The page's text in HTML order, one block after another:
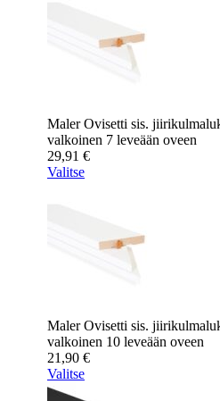
Maler Ovisetti sis.
valkoinen 7 leveään oveen
29,91 €
Valitse
Maler Ovisetti sis.
valkoinen 10 leveään oveen
21,90 €
Valitse